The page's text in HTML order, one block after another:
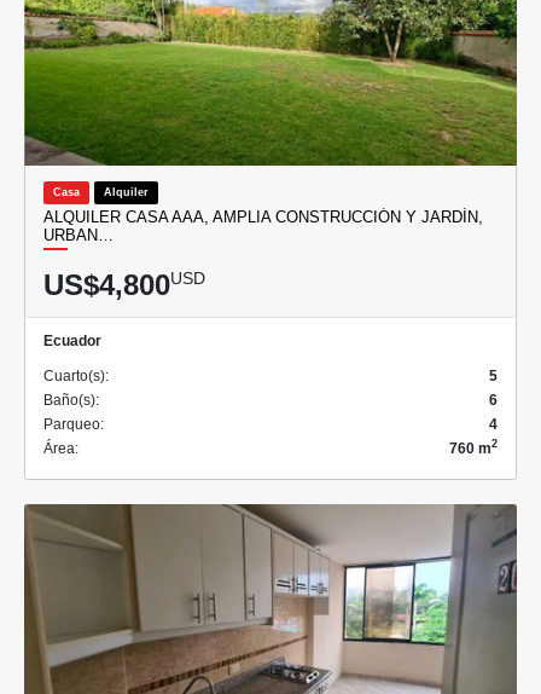
Casa Alquiler
ALQUILER CASA AAA, AMPLIA CONSTRUCCIÓN Y JARDÍN,
URBAN…
US$4,800USD
Ecuador
Cuarto(s):
5
Baño(s):
6
Parqueo:
4
Área:
760 m2